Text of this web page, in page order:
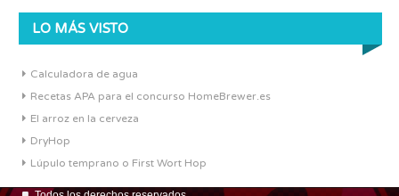
LO MÁS VISTO
Calculadora de agua
Recetas APA para el concurso HomeBrewer.es
El arroz en la cerveza
DryHop
Lúpulo temprano o First Wort Hop